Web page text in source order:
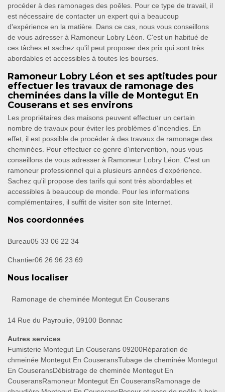
procéder à des ramonages des poêles. Pour ce type de travail, il
est nécessaire de contacter un expert qui a beaucoup
d'expérience en la matière. Dans ce cas, nous vous conseillons
de vous adresser à Ramoneur Lobry Léon. C'est un habitué de
ces tâches et sachez qu'il peut proposer des prix qui sont très
abordables et accessibles à toutes les bourses.
Ramoneur Lobry Léon et ses aptitudes pour
effectuer les travaux de ramonage des
cheminées dans la ville de Montegut En
Couserans et ses environs
Les propriétaires des maisons peuvent effectuer un certain
nombre de travaux pour éviter les problèmes d'incendies. En
effet, il est possible de procéder à des travaux de ramonage des
cheminées. Pour effectuer ce genre d'intervention, nous vous
conseillons de vous adresser à Ramoneur Lobry Léon. C'est un
ramoneur professionnel qui a plusieurs années d'expérience.
Sachez qu'il propose des tarifs qui sont très abordables et
accessibles à beaucoup de monde. Pour les informations
complémentaires, il suffit de visiter son site Internet.
Nos coordonnées
Bureau05 33 06 22 34
Chantier06 26 96 23 69
Nous localiser
Ramonage de cheminée Montegut En Couserans
14 Rue du Payroulie, 09100 Bonnac
Autres services
Fumisterie Montegut En Couserans 09200Réparation de
chmeinée Montegut En CouseransTubage de cheminée Montegut
En CouseransDébistrage de cheminée Montegut En
CouseransRamoneur Montegut En CouseransRamonage de